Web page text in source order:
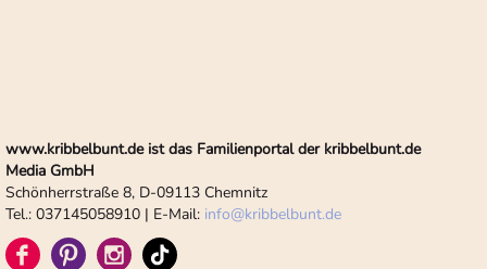
www.kribbelbunt.de ist das Familienportal der kribbelbunt.de
Media GmbH
Schönherrstraße 8, D-09113 Chemnitz
Tel.: 037145058910 | E-Mail: info@kribbelbunt.de